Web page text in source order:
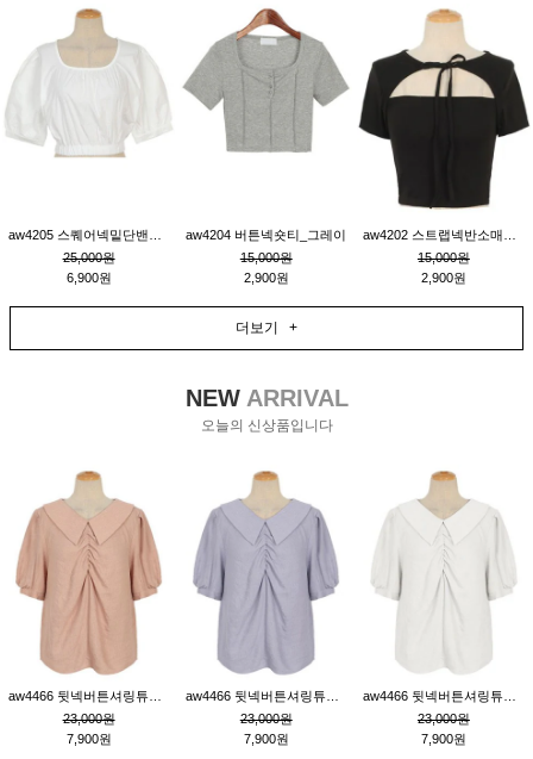
25,000원
6,900원
aw4204 버튼넥숏티_그레이
15,000원
2,900원
15,000원
2,900원
더보기 +
NEWARRIVAL
오늘의 신상품입니다
23,000원
7,900원
23,000원
7,900원
23,000원
7,900원